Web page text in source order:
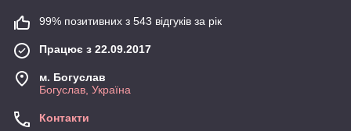
99% позитивних з 543 відгуків за рік
Працює з 22.09.2017
м. Богуслав
Богуслав, Україна
Контакти